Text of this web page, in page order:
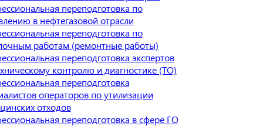
переподготовка по
в нефтегазовой отрасли
переподготовка по
работам (ремонтные работы)
переподготовка экспертов
контролю и диагностике (ТО)
переподготовка
операторов по утилизации
отходов
переподготовка в сфере ГО